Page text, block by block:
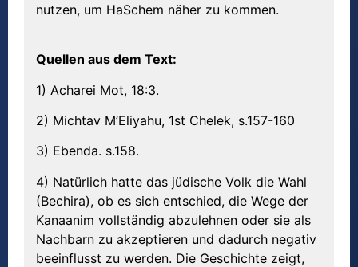
nutzen, um HaSchem näher zu kommen.
Quellen aus dem Text:
1) Acharei Mot, 18:3.
2) Michtav M’Eliyahu, 1st Chelek, s.157-160
3) Ebenda. s.158.
4) Natürlich hatte das jüdische Volk die Wahl
(Bechira), ob es sich entschied, die Wege der
Kanaanim vollständig abzulehnen oder sie als
Nachbarn zu akzeptieren und dadurch negativ
beeinflusst zu werden. Die Geschichte zeigt,